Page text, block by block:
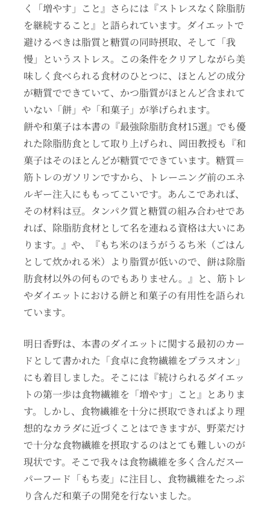
く「増やす」こと』さらには『ストレスなく除脂肪
を継続すること』と語られています。ダイエットで
避けるべきは脂質と糖質の同時摂取、そして「我
慢」というストレス。この条件をクリアしながら美
味しく食べられる食材のひとつに、ほとんどの成分
が糖質でできていて、かつ脂質がほとんど含まれて
いない「餅」や「和菓子」が挙げられます。
餅や和菓子は本書の『最強除脂肪食材15選』でも優
れた除脂肪食として取り上げられ、岡田教授も『和
菓子はそのほとんどが糖質でできています。糖質＝
筋トレのガソリンですから、トレーニング前のエネ
ルギー注入にももってこいです。あんこであれば、
その材料は豆。タンパク質と糖質の組み合わせであ
れば、除脂肪食材として名を連ねる資格は大いにあ
ります。』や、『もち米のほうがうるち米（ごはん
として炊かれる米）より脂質が低いので、餅は除脂
肪食材以外の何ものでもありません。』と、筋トレ
やダイエットにおける餅と和菓子の有用性を語られ
ています。
明日香野は、本書のダイエットに関する最初のカー
ドとして書かれた「食卓に食物繊維をプラスオン」
にも着目しました。そこには『続けられるダイエッ
トの第一歩は食物繊維を「増やす」こと』とありま
す。しかし、食物繊維を十分に摂取できればより理
想的なカラダに近づくことはできますが、野菜だけ
で十分な食物繊維を摂取するのはとても難しいのが
現状です。そこで我々は食物繊維を多く含んだスー
パーフード「もち麦」に注目し、食物繊維をたっぷ
り含んだ和菓子の開発を行ないました。